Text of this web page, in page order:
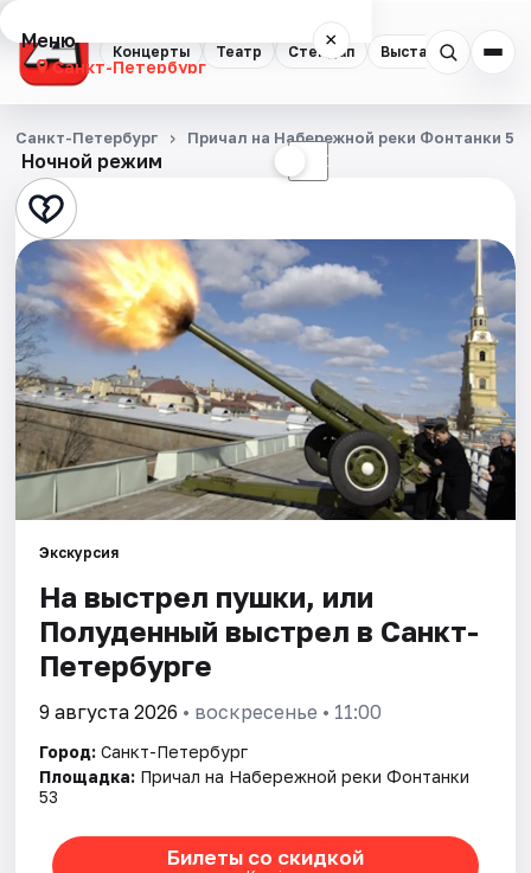
Концерты Театр Стендап Выставки
Меню ×
Санкт-Петербург
Концерты
Театр
Стендап
Выставки
Квесты
Экскурсии
Спорт
События
Города
Площадки
Артисты
Рейтинги
Ночной режим ☾
Санкт-Петербург Причал на Набережной реки Фонтанки 53
Экскурсия
На выстрел пушки, или
Полуденный выстрел в Санкт-
Петербурге
9 августа 2026 • воскресенье • 11:00
Город: Санкт-Петербург
Площадка: Причал на Набережной реки Фонтанки
53
Билеты со скидкой